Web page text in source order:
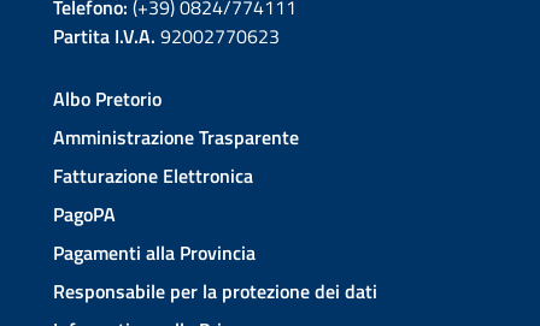
Telefono: (+39) 0824/774111
Partita I.V.A. 92002770623
Albo Pretorio
Amministrazione Trasparente
Fatturazione Elettronica
PagoPA
Pagamenti alla Provincia
Responsabile per la protezione dei dati